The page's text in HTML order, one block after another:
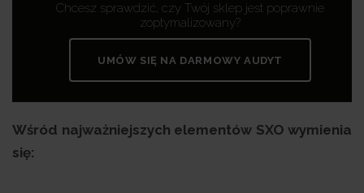
Chcesz sprawdzić, czy Twój sklep jest poprawnie
zoptymalizowany?
UMÓW SIĘ NA DARMOWY AUDYT
Wśród najważniejszych elementów SXO wymienia
się: